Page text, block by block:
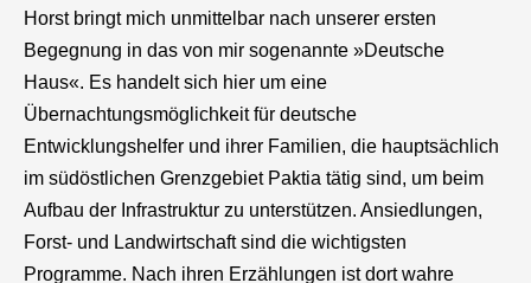
Horst bringt mich unmittelbar nach unserer ersten
Begegnung in das von mir sogenannte »Deutsche
Haus«. Es handelt sich hier um eine
Übernachtungsmöglichkeit für deutsche
Entwicklungshelfer und ihrer Familien, die hauptsächlich
im südöstlichen Grenzgebiet Paktia tätig sind, um beim
Aufbau der Infrastruktur zu unterstützen. Ansiedlungen,
Forst- und Landwirtschaft sind die wichtigsten
Programme. Nach ihren Erzählungen ist dort wahre